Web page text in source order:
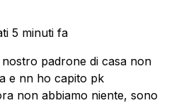
5 minuti fa
padrone di casa non
e nn ho capito pk
non abbiamo niente, sono